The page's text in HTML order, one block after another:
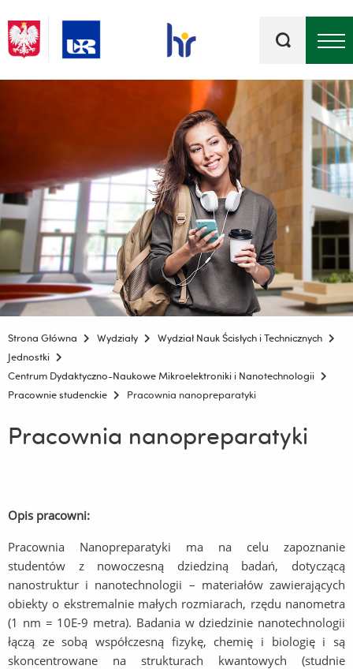
kluczowe
Strona Główna Wydziały
Wydział Nauk Ścisłych i Technicznych
Jednostki
Centrum Dydaktyczno-Naukowe Mikroelektroniki i Nanotechnologii
Pracownie studenckie
Pracownia nanopreparatyki
Pracownia nanopreparatyki
Opis pracowni:
Pracownia Nanopreparatyki ma na celu zapoznanie
studentów z nowoczesną dziedziną badań, dotyczącą
nanostruktur i nanotechnologii – materiałów zawierających
obiekty o ekstremalnie małych rozmiarach, rzędu nanometra
(1 nm = 10E-9 metra). Badania w dziedzinie nanotechnologii
łączą ze sobą współczesną fizykę, chemię i biologię i są
skoncentrowane na strukturach kwantowych (studnie